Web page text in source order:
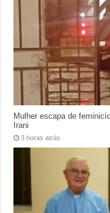
Mulher escapa de
Irani
3 horas atrás